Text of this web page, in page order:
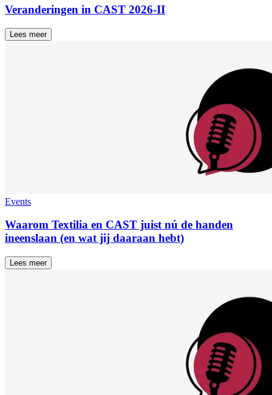
Veranderingen in CAST 2026-II
Lees meer
Events
Waarom Textilia en CAST juist nú de handen
ineenslaan (en wat jij daaraan hebt)
Lees meer